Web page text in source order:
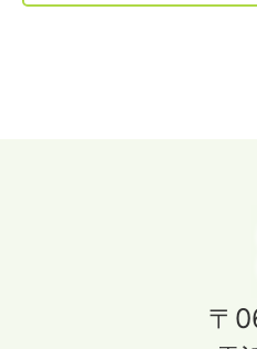
〒